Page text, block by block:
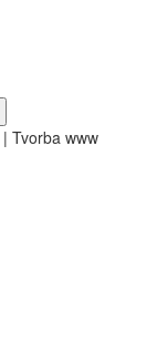
| Tvorba www